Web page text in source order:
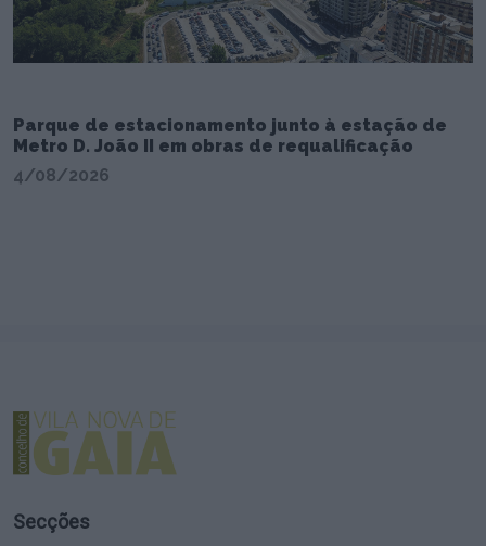
Parque de estacionamento junto à estação de
Metro D. João II em obras de requalificação
4/08/2026
Secções